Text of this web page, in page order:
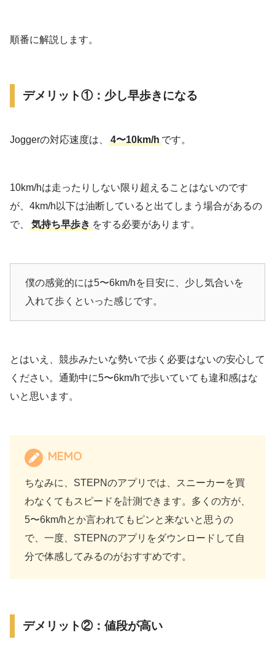
順番に解説します。
デメリット①：少し早歩きになる
Joggerの対応速度は、 4〜10km/h です。
10km/hは走ったりしない限り超えることはないのです
が、4km/h以下は油断していると出てしまう場合があるの
で、
気持ち早歩き をする必要があります。
僕の感覚的には5〜6km/hを目安に、少し気合いを
入れて歩くといった感じです。
とはいえ、競歩みたいな勢いで歩く必要はないの安心して
ください。通勤中に5〜6km/hで歩いていても違和感はな
いと思います。
MEMO
ちなみに、STEPNのアプリでは、スニーカーを買
わなくてもスピードを計測できます。多くの方が、
5〜6km/hとか言われてもピンと来ないと思うの
で、一度、STEPNのアプリをダウンロードして自
分で体感してみるのがおすすめです。
デメリット②：値段が高い